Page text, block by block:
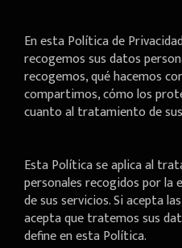
En esta Política de
recogemos sus datos
recogemos, qué hacemos
compartimos, cómo los
cuanto al tratamiento de
Esta Política se aplica al
personales recogidos por la
de sus servicios. Si acepta
acepta que tratemos sus
define en esta Política.